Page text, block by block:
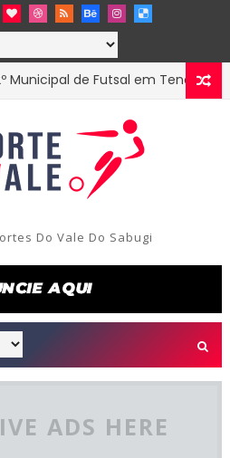
de Futsal em Tenório-PB
Do Vale Do Sabugi
ADS HERE